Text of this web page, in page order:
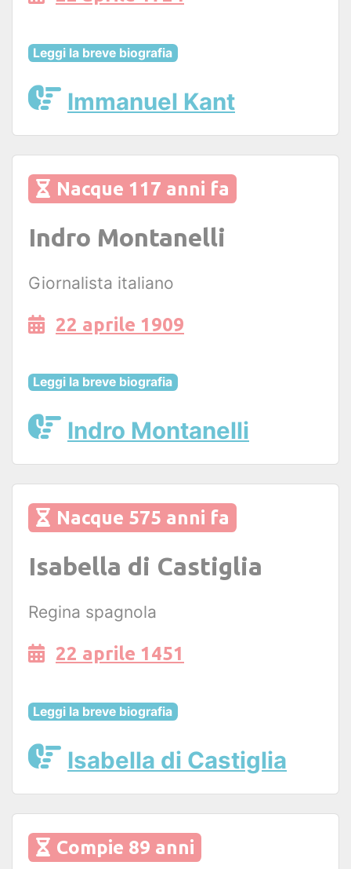
Leggi la breve biografia
Immanuel Kant
Nacque 117 anni fa
Indro Montanelli
Giornalista italiano
22 aprile 1909
Leggi la breve biografia
Indro Montanelli
Nacque 575 anni fa
Isabella di Castiglia
Regina spagnola
22 aprile 1451
Leggi la breve biografia
Isabella di Castiglia
Compie 89 anni